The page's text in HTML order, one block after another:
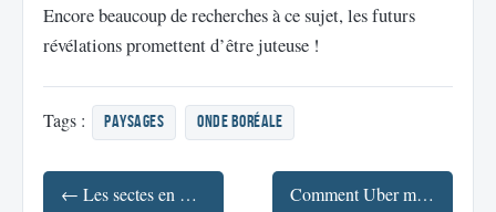
Encore beaucoup de recherches à ce sujet, les futurs
révélations promettent d’être juteuse !
Tags : paysages onde boréale
← Les sectes en France et Japon Comment Uber manipule ses chauffeurs ? #arte →